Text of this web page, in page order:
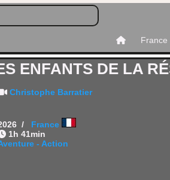
France
ENFANTS DE LA
Christophe Barratier
/ France
1h 41min
- Action